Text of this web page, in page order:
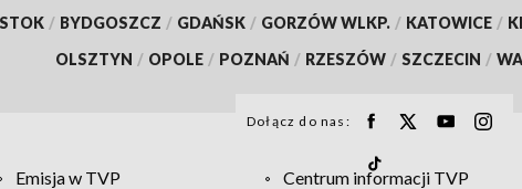
/ BYDGOSZCZ / GDAŃSK / GORZÓW WLKP. / KATOWICE /
OLSZTYN / OPOLE / POZNAŃ / RZESZÓW / SZCZECIN /
Dołącz do nas:
Emisja w TVP Centrum informacji TVP